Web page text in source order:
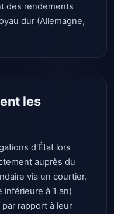
des rendements
dur (Allemagne,
les
d'État lors
auprès du
via un courtier.
inférieure à 1 an)
rapport à leur